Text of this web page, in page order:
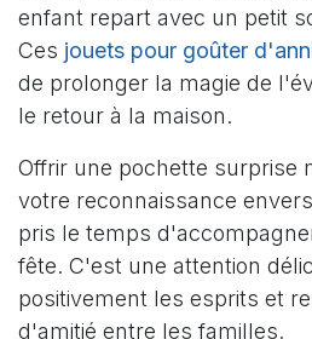
enfant repart avec un petit
Ces jouets pour goûter
de prolonger la magie de
le retour à la maison.
Offrir une pochette surprise
votre reconnaissance
pris le temps
fête. C'est une attention
positivement les esprits et
d'amitié entre les familles.